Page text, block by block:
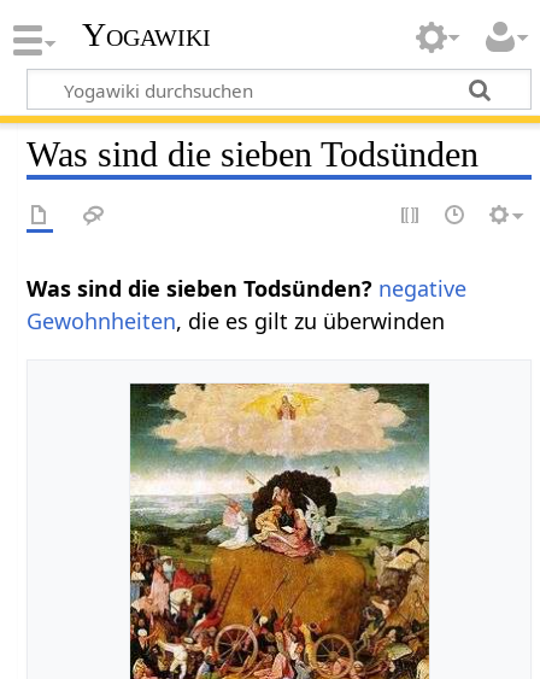
Yogawiki
Was sind die sieben Todsünden
Was sind die sieben Todsünden? negative
Gewohnheiten, die es gilt zu überwinden